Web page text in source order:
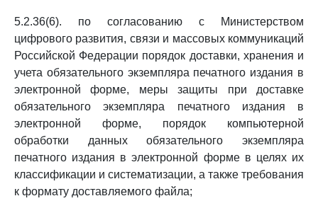
5.2.36(6). по согласованию с Министерством
цифрового развития, связи и массовых коммуникаций
Российской Федерации порядок доставки, хранения и
учета обязательного экземпляра печатного издания в
электронной форме, меры защиты при доставке
обязательного экземпляра печатного издания в
электронной форме, порядок компьютерной
обработки данных обязательного экземпляра
печатного издания в электронной форме в целях их
классификации и систематизации, а также требования
к формату доставляемого файла;